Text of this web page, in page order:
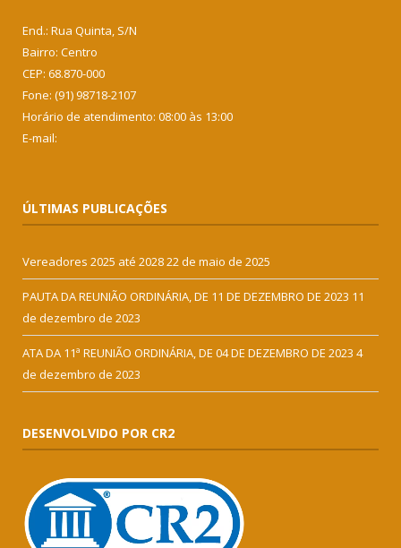
End.: Rua Quinta, S/N
Bairro: Centro
CEP: 68.870-000
Fone: (91) 98718-2107
Horário de atendimento: 08:00 às 13:00
E-mail:
ÚLTIMAS PUBLICAÇÕES
Vereadores 2025 até 202822 de maio de 2025
PAUTA DA REUNIÃO ORDINÁRIA, DE 11 DE DEZEMBRO DE 2023 11
de dezembro de 2023
ATA DA 11ª REUNIÃO ORDINÁRIA, DE 04 DE DEZEMBRO DE 2023 4
de dezembro de 2023
DESENVOLVIDO POR CR2